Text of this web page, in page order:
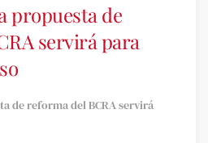
propuesta de
servirá para
de reforma del BCRA servirá